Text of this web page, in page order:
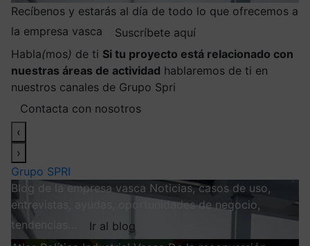
Recíbenos y estarás al día de todo lo que ofrecemos a
la empresa vasca
Suscríbete aquí
Habla(mos) de ti Si tu proyecto está relacionado con
nuestras áreas de actividad hablaremos de ti en
nuestros canales de Grupo Spri
Contacta con nosotros
‹
›
Grupo SPRI
Blog de la empresa vasca Noticias, casos de uso,
entrevistas, ayudas, oportunidades de negocio,
tendencias…
Ir al blog